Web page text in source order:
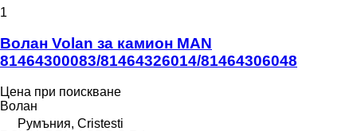
1
Волан Volan за камион MAN
81464300083/81464326014/81464306048
Цена при поискване
Волан
Румъния, Cristesti